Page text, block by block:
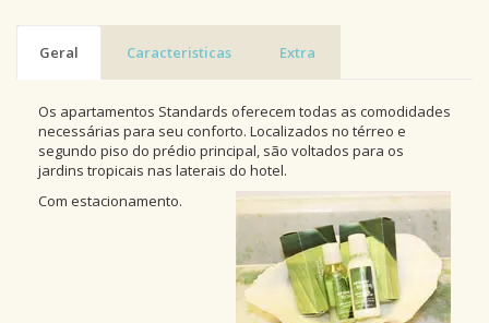
Geral Caracteristicas Extra
Os apartamentos Standards oferecem todas as comodidades
necessárias para seu conforto. Localizados no térreo e
segundo piso do prédio principal, são voltados para os
jardins tropicais nas laterais do hotel.
Com estacionamento.